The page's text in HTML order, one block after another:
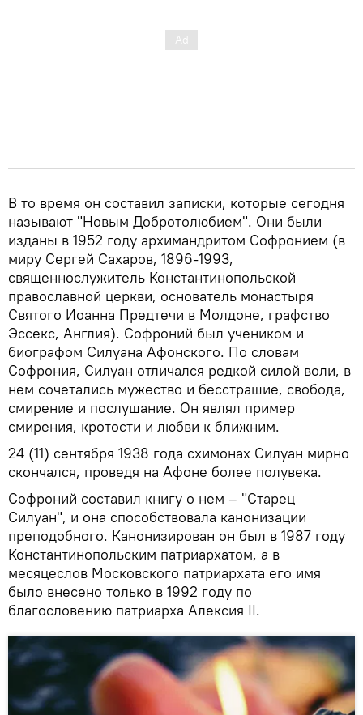
В то время он составил записки, которые сегодня
называют "Новым Добротолюбием". Они были
изданы в 1952 году архимандритом Софронием (в
миру Сергей Сахаров, 1896-1993,
священнослужитель Константинопольской
православной церкви, основатель монастыря
Святого Иоанна Предтечи в Молдоне, графство
Эссекс, Англия). Софроний был учеником и
биографом Силуана Афонского. По словам
Софрония, Силуан отличался редкой силой воли, в
нем сочетались мужество и бесстрашие, свобода,
смирение и послушание. Он являл пример
смирения, кротости и любви к ближним.
24 (11) сентября 1938 года схимонах Силуан мирно
скончался, проведя на Афоне более полувека.
Софроний составил книгу о нем – "Старец
Силуан", и она способствовала канонизации
преподобного. Канонизирован он был в 1987 году
Константинопольским патриархатом, а в
месяцеслов Московского патриархата его имя
было внесено только в 1992 году по
благословению патриарха Алексия II.